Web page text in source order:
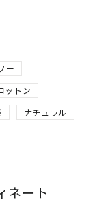
ー
ットン
ナチュラル
ネート